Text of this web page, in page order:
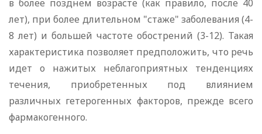
в более позднем возрасте (как правило, после 40
лет), при более длительном "стаже" заболевания (4-
8 лет) и большей частоте обострений (3-12). Такая
характеристика позволяет предположить, что речь
идет о нажитых неблагоприятных тенденциях
течения, приобретенных под влиянием
различных гетерогенных факторов, прежде всего
фармакогенного.